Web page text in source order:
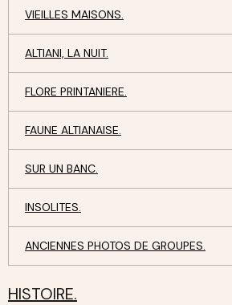
VIEILLES MAISONS.
ALTIANI, LA NUIT.
FLORE PRINTANIERE.
FAUNE ALTIANAISE.
SUR UN BANC.
INSOLITES.
ANCIENNES PHOTOS DE GROUPES.
HISTOIRE.